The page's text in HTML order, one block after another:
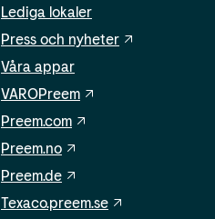
Lediga lokaler
Press och nyheter
Våra appar
VAROPreem
Preem.com
Preem.no
Preem.de
Texaco.preem.se